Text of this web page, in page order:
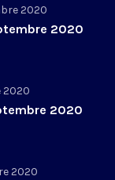
2020
2020
2020
2020
2020